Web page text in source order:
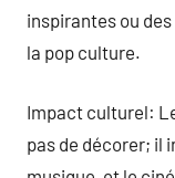
inspirantes ou
la pop culture.
Impact culturel:
pas de décorer; il